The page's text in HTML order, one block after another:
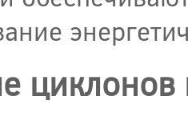
циклонов